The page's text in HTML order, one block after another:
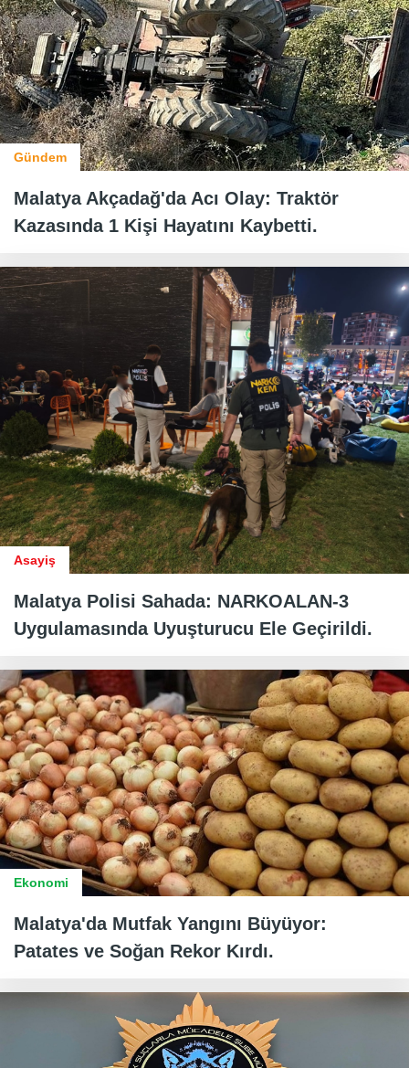
Gündem
Malatya Akçadağ'da Acı Olay: Traktör
Kazasında 1 Kişi Hayatını Kaybetti.
Asayiş
Malatya Polisi Sahada: NARKOALAN-3
Uygulamasında Uyuşturucu Ele Geçirildi.
Ekonomi
Malatya'da Mutfak Yangını Büyüyor:
Patates ve Soğan Rekor Kırdı.